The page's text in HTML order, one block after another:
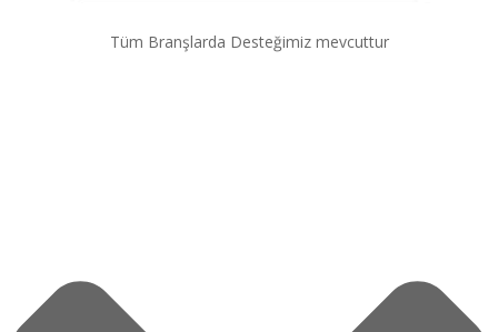
Tüm Branşlarda Desteğimiz mevcuttur